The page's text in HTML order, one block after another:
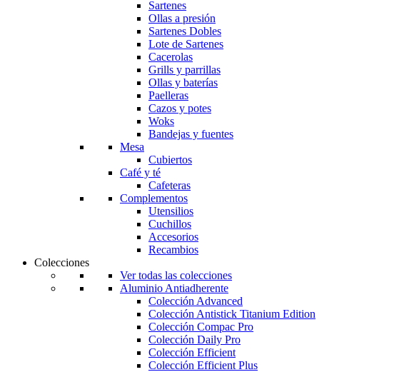
Sartenes
Ollas a presión
Sartenes Dobles
Lote de Sartenes
Cacerolas
Grills y parrillas
Ollas y baterías
Paelleras
Cazos y potes
Woks
Bandejas y fuentes
Mesa
Cubiertos
Café y té
Cafeteras
Complementos
Utensilios
Cuchillos
Accesorios
Recambios
Colecciones
Ver todas las colecciones
Aluminio Antiadherente
Colección Advanced
Colección Antistick Titanium Edition
Colección Compac Pro
Colección Daily Pro
Colección Efficient
Colección Efficient Plus